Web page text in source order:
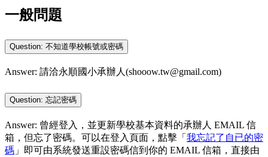
一般問題
Question: 不知道學校帳號或密碼
Answer: 請洽永順國小承辦人(shooow.tw@gmail.com)
Question: 忘記密碼
Answer: 曾經登入，並更新學校基本資料的承辦人 EMAIL 信
箱，但忘了密碼。可以在登入頁面，點擊「 我忘記了自已的密
碼 」即可由系統發送重設密碼信到你的 EMAIL 信箱，直接由